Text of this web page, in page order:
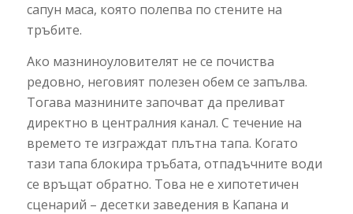
сапун маса, която полепва по стените на
тръбите.
Ако мазниноуловителят не се почиства
редовно, неговият полезен обем се запълва.
Тогава мазнините започват да преливат
директно в централния канал. С течение на
времето те изграждат плътна тапа. Когато
тази тапа блокира тръбата, отпадъчните води
се връщат обратно. Това не е хипотетичен
сценарий – десетки заведения в Капана и